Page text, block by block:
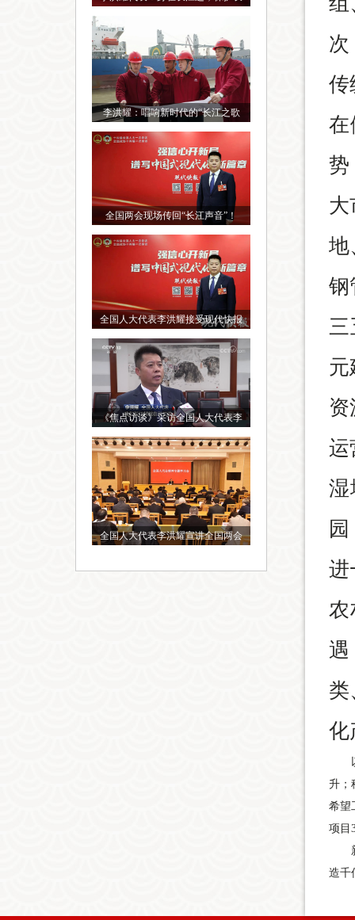
李洪耀：唱响新时代的“长江之歌
全国两会现场传回“长江声音”！
全国人大代表李洪耀接受现代快报
《焦点访谈》采访全国人大代表李
全国人大代表李洪耀宣讲全国两会
次
传
在
势
大
地
钢
元
资
运
湿
进
农
遇
类
化
升；
希望
项目
造千